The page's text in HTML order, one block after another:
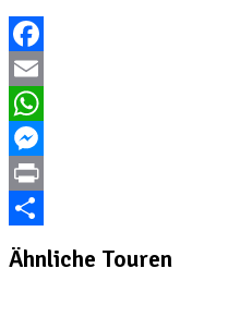
Facebook
Email
WhatsApp
Messenger
Print
Teilen
Ähnliche Touren